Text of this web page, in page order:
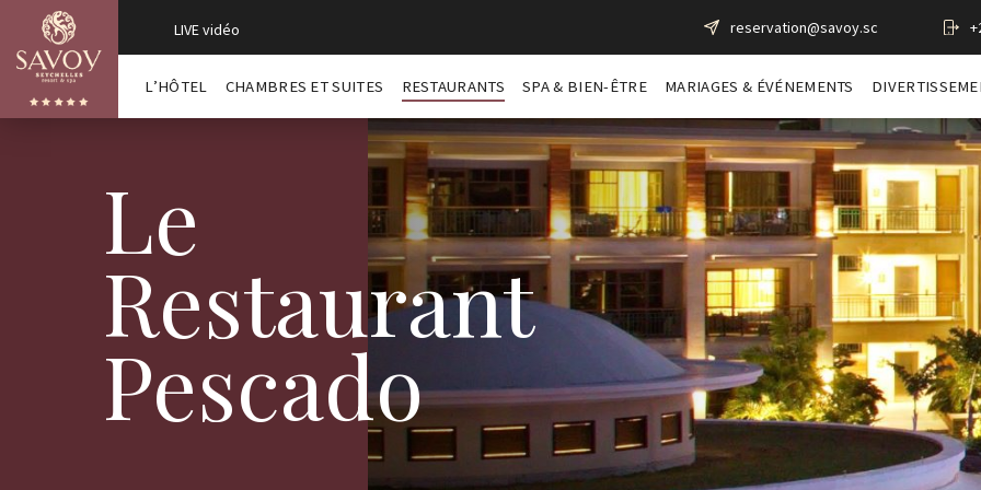
LIVE vidéo reservation@savoy.sc
L’HÔTEL CHAMBRES ET SUITES RESTAURANTS SPA & BIEN-ÊTRE MARIAGES & ÉVÉNEMENTS
Le
Restaurant
Pescado